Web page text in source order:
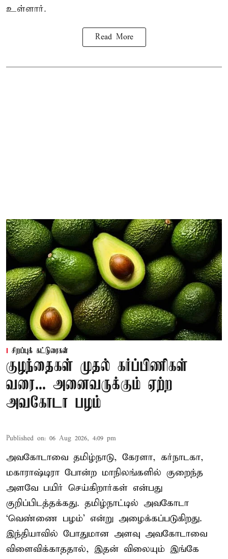
உள்ளார்.
Read More
சிறப்புக் கட்டுரைகள்
குழந்தைகள் முதல் கர்ப்பிணிகள்
வரை... அனைவருக்கும் ஏற்ற
அவகோடா பழம்
Published on: 06 Aug 2026, 4:09 pm
அவகோடாவை தமிழ்நாடு, கேரளா, கர்நாடகா,
மகாராஷ்டிரா போன்ற மாநிலங்களில் குறைந்த
அளவே பயிர் செய்கிறார்கள் என்பது
குறிப்பிடத்தக்கது. தமிழ்நாட்டில் அவகோடா
‘வெண்ணை பழம்’ என்று அழைக்கப்படுகிறது.
இந்தியாவில் போதுமான அளவு அவகோடாவை
விளைவிக்காததால், இதன் விலையும் இங்கே